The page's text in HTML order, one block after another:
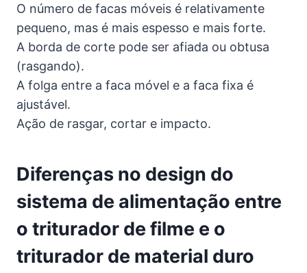
O número de facas móveis é relativamente
pequeno, mas é mais espesso e mais forte.
A borda de corte pode ser afiada ou obtusa
(rasgando).
A folga entre a faca móvel e a faca fixa é
ajustável.
Ação de rasgar, cortar e impacto.
Diferenças no design do
sistema de alimentação entre
o triturador de filme e o
triturador de material duro